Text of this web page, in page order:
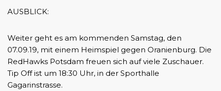
AUSBLICK:
Weiter geht es am kommenden Samstag, den
07.09.19, mit einem Heimspiel gegen Oranienburg. Die
RedHawks Potsdam freuen sich auf viele Zuschauer.
Tip Off ist um 18:30 Uhr, in der Sporthalle
Gagarinstrasse.